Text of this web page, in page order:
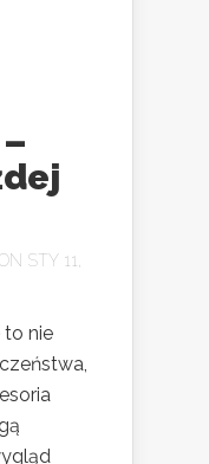
STY 11,
to nie